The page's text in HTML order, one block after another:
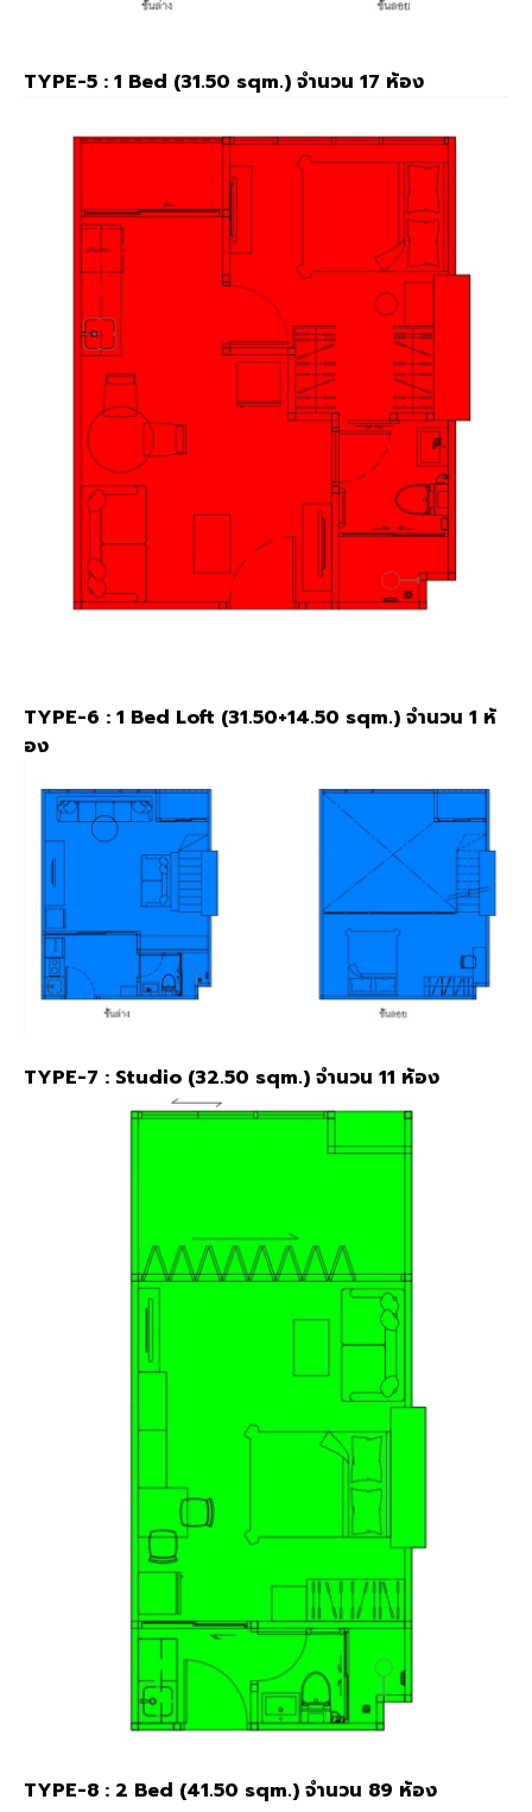
TYPE-5 : 1 Bed (31.50 sqm.) จำนวน 17 ห้อง
TYPE-6 : 1 Bed Loft (31.50+14.50 sqm.) จำนวน 1 ห้
อง
TYPE-7 : Studio (32.50 sqm.) จำนวน 11 ห้อง
TYPE-8 : 2 Bed (41.50 sqm.) จำนวน 89 ห้อง